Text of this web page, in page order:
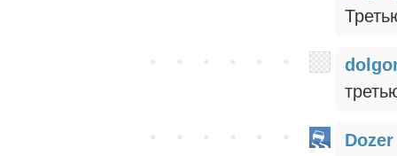
Dozer